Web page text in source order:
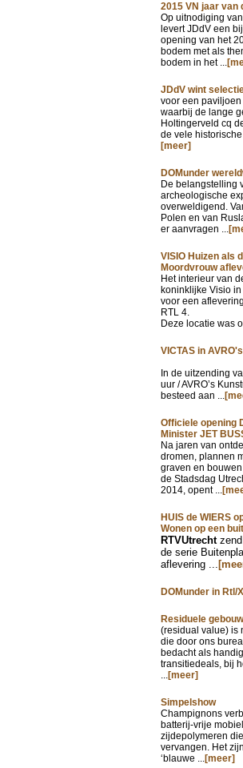
2015 VN jaar van
Op uitnodiging
levert JDdV een
opening van het
bodem met als
bodem in het ...
JDdV wint
voor een
waarbij de lange
Holtingerveld cq
de vele
[meer]
DOMunder
De belangstelling
archeologische
overweldigend.
Polen en van
er aanvragen ...
VISIO Huizen als
Moordvrouw
Het interieur van
koninklijke Visio
voor een
RTL 4.
Deze locatie was
VICTAS in
In de uitzending
uur / AVRO’s
besteed aan ...
Officiele opening
Minister JET
Na jaren van
dromen, plannen
graven en
de Stadsdag
2014, opent ...
HUIS de WIERS
Wonen op een
RTVUtrechtzend
de serie
aflevering ...
DOMunder in Rtl/
Residuele
(residual value) is
die door ons
bedacht als
transitiedeals, bij
...[meer]
Simpelshow
Champignons
batterij-vrije
zijdepolymeren
vervangen. Het
‘blauwe ...[meer]